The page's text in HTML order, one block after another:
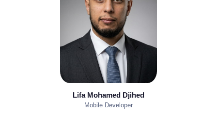
Lifa Mohamed Djihed
Mobile Developer